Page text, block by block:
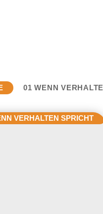
01 WENN
VERHALTEN SPRICHT